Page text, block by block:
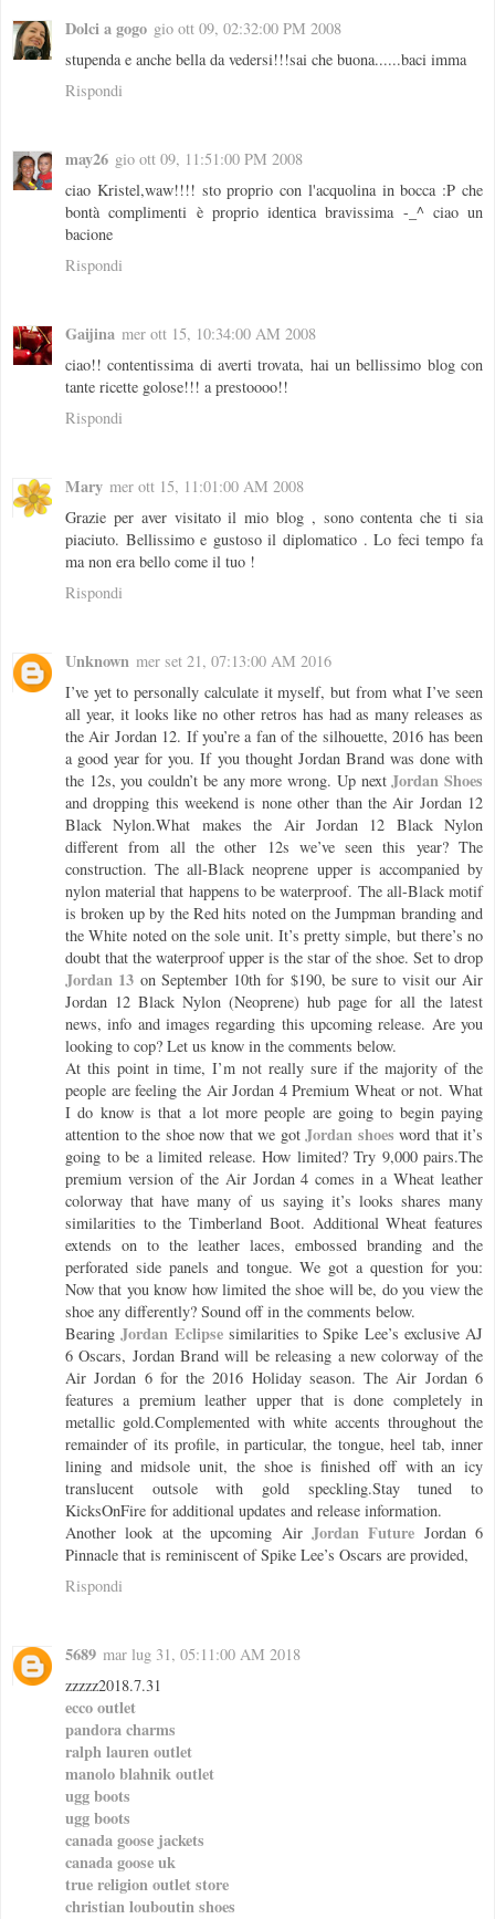
Dolci a gogo gio ott 09, 02:32:00 PM 2008
stupenda e anche bella da vedersi!!!sai che buona......baci imma
Rispondi
may26 gio ott 09, 11:51:00 PM 2008
ciao Kristel,waw!!!! sto proprio con l'acquolina in bocca :P che
bontà complimenti è proprio identica bravissima -_^ ciao un
bacione
Rispondi
Gaijina mer ott 15, 10:34:00 AM 2008
ciao!! contentissima di averti trovata, hai un bellissimo blog con
tante ricette golose!!! a prestoooo!!
Rispondi
Mary mer ott 15, 11:01:00 AM 2008
Grazie per aver visitato il mio blog , sono contenta che ti sia
piaciuto. Bellissimo e gustoso il diplomatico . Lo feci tempo fa
ma non era bello come il tuo !
Rispondi
Unknown mer set 21, 07:13:00 AM 2016
I’ve yet to personally calculate it myself, but from what I’ve seen
all year, it looks like no other retros has had as many releases as
the Air Jordan 12. If you’re a fan of the silhouette, 2016 has been
a good year for you. If you thought Jordan Brand was done with
the 12s, you couldn’t be any more wrong. Up nextJordan Shoes
and dropping this weekend is none other than the Air Jordan 12
Black Nylon.What makes the Air Jordan 12 Black Nylon
different from all the other 12s we’ve seen this year? The
construction. The all-Black neoprene upper is accompanied by
nylon material that happens to be waterproof. The all-Black motif
is broken up by the Red hits noted on the Jumpman branding and
the White noted on the sole unit. It’s pretty simple, but there’s no
doubt that the waterproof upper is the star of the shoe. Set to drop
Jordan 13 on September 10th for $190, be sure to visit our Air
Jordan 12 Black Nylon (Neoprene) hub page for all the latest
news, info and images regarding this upcoming release. Are you
looking to cop? Let us know in the comments below.
At this point in time, I’m not really sure if the majority of the
people are feeling the Air Jordan 4 Premium Wheat or not. What
I do know is that a lot more people are going to begin paying
attention to the shoe now that we got Jordan shoes word that it’s
going to be a limited release. How limited? Try 9,000 pairs.The
premium version of the Air Jordan 4 comes in a Wheat leather
colorway that have many of us saying it’s looks shares many
similarities to the Timberland Boot. Additional Wheat features
extends on to the leather laces, embossed branding and the
perforated side panels and tongue. We got a question for you:
Now that you know how limited the shoe will be, do you view the
shoe any differently? Sound off in the comments below.
BearingJordan Eclipsesimilarities to Spike Lee’s exclusive AJ
6 Oscars, Jordan Brand will be releasing a new colorway of the
Air Jordan 6 for the 2016 Holiday season. The Air Jordan 6
features a premium leather upper that is done completely in
metallic gold.Complemented with white accents throughout the
remainder of its profile, in particular, the tongue, heel tab, inner
lining and midsole unit, the shoe is finished off with an icy
translucent outsole with gold speckling.Stay tuned to
KicksOnFire for additional updates and release information.
Another look at the upcoming Air Jordan Future Jordan 6
Pinnacle that is reminiscent of Spike Lee’s Oscars are provided,
Rispondi
5689 mar lug 31, 05:11:00 AM 2018
zzzzz2018.7.31
ecco outlet
pandora charms
ralph lauren outlet
manolo blahnik outlet
ugg boots
ugg boots
canada goose jackets
canada goose uk
true religion outlet store
christian louboutin shoes